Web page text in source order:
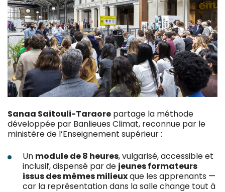
Sanaa Saitouli-Taraore partage la méthode
développée par Banlieues Climat, reconnue par le
ministère de l’Enseignement supérieur :
Un module de 8 heures, vulgarisé, accessible et
inclusif, dispensé par de jeunes formateurs
issus des mêmes milieuxque les apprenants —
car la représentation dans la salle change tout à